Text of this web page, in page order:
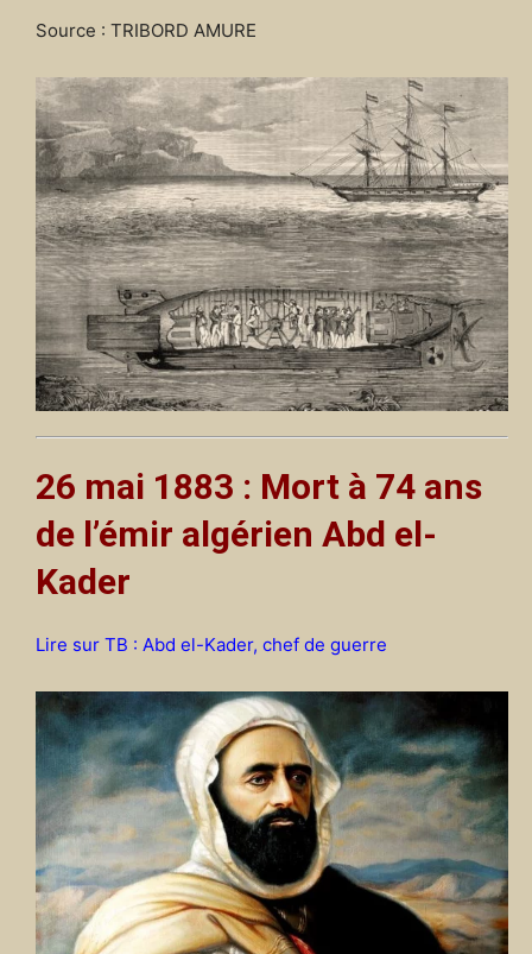
Source : TRIBORD AMURE
26 mai 1883 : Mort à 74 ans
de l’émir algérien Abd el-
Kader
Lire sur TB : Abd el-Kader, chef de guerre